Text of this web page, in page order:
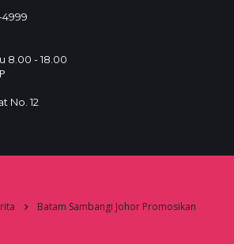
4999
8.00 - 18.00
No. 12
Batam Sambangi Johor Promosikan